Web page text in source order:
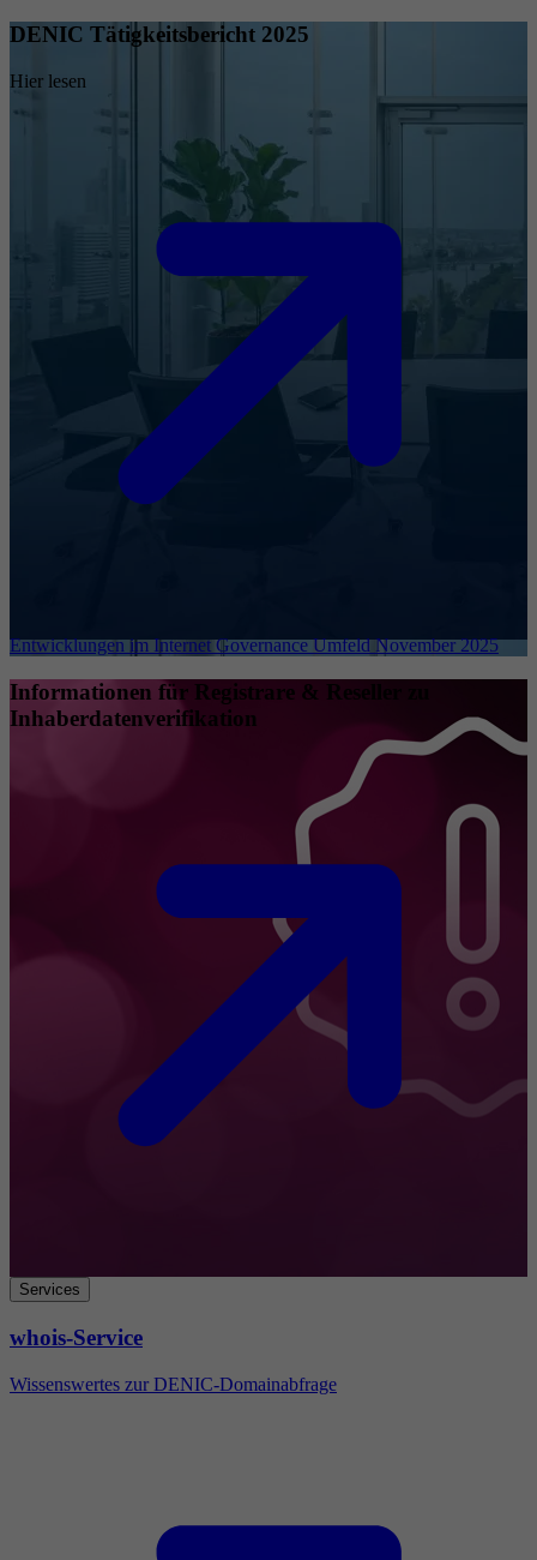
DENIC Tätigkeitsbericht 2025
Hier lesen
Entwicklungen im Internet Governance Umfeld November 2025
Informationen für Registrare & Reseller zu
Inhaberdatenverifikation
Services
whois-Service
Wissenswertes zur DENIC-Domainabfrage